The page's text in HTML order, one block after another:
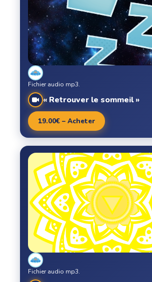
« Retrouver le sommeil »
Fichier audio mp3.
19.00€ – Acheter
Fichier audio mp3.